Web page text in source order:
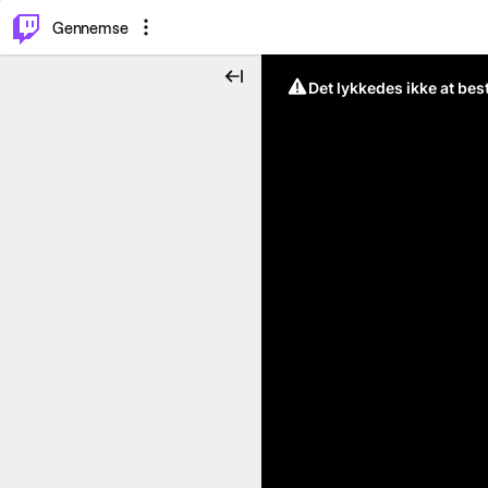
Gennemse
Det lykkedes ikke at